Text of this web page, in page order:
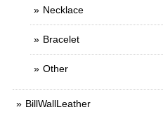
Necklace
Bracelet
Other
BillWallLeather